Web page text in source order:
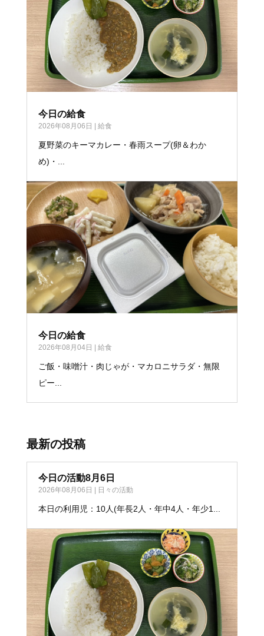
今日の給食
2026年08月06日 | 給食
夏野菜のキーマカレー・春雨スープ(卵＆わか
め)・...
今日の給食
2026年08月04日 | 給食
ご飯・味噌汁・肉じゃが・マカロニサラダ・無限
ピー...
最新の投稿
今日の活動8月6日
2026年08月06日 | 日々の活動
本日の利用児：10人(年長2人・年中4人・年少1...